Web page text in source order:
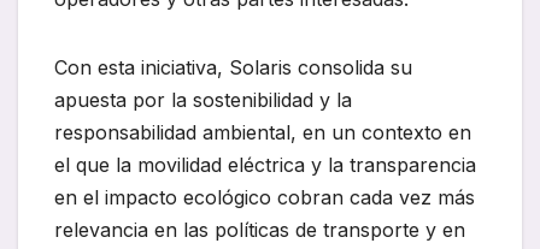
Con esta iniciativa, Solaris consolida su
apuesta por la sostenibilidad y la
responsabilidad ambiental, en un contexto en
el que la movilidad eléctrica y la transparencia
en el impacto ecológico cobran cada vez más
relevancia en las políticas de transporte y en